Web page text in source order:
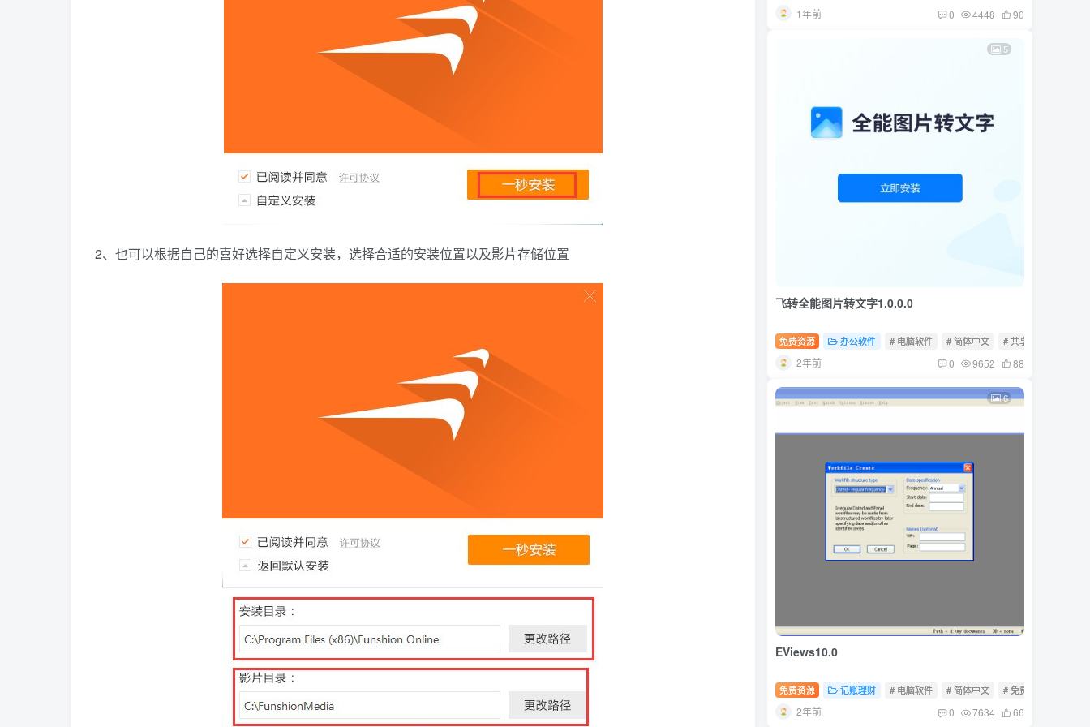
2、也可以根据自己的喜好选择自定义安装，选择合适的安装位置以及影片存储位置
1年前 0 4448 90
5
飞转全能图片转文字1.0.0.0
免费资源 办公软件 # 电脑软件 # 简体中文 # 共享软件
2年前 0 9652 88
6
EViews10.0
免费资源 记账理财 # 电脑软件 # 简体中文 # 免费软件
2年前 0 7634 66